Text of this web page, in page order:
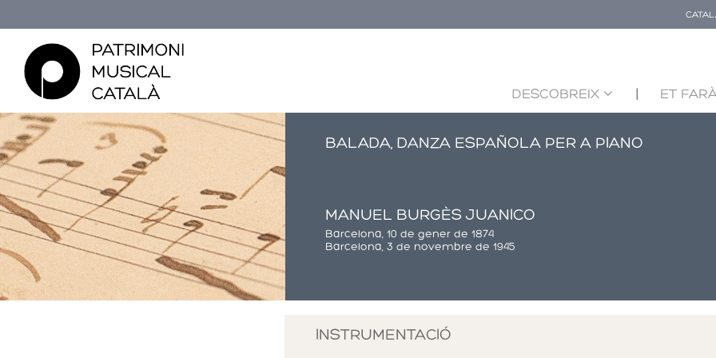
DESCOBREIX ET
BALADA, DANZA ESPAÑOLA PER A PIANO
MANUEL BURGÈS JUANICO
Barcelona, 10 de gener de 1874
Barcelona, 3 de novembre de 1945
INSTRUMENTACIÓ